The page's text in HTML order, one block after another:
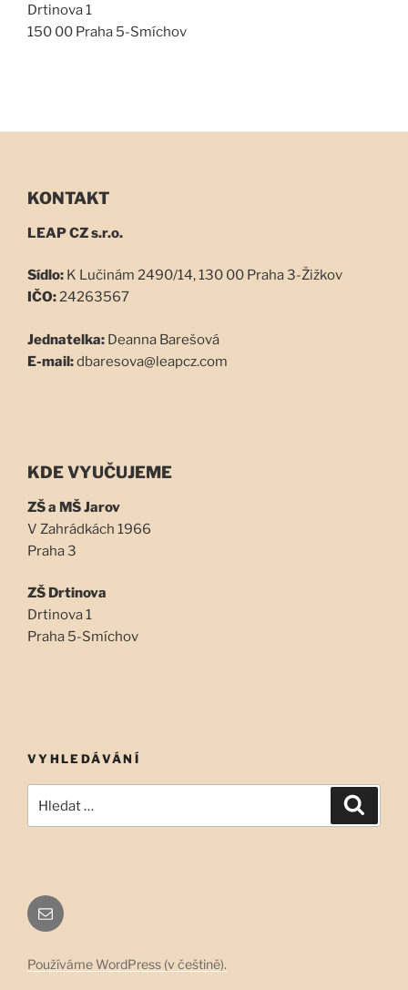
Drtinova 1
150 00 Praha 5-Smíchov
KONTAKT
LEAP CZ s.r.o.
Sídlo: K Lučinám 2490/14, 130 00 Praha 3-Žižkov
IČO:24263567
Jednatelka: Deanna Barešová
E-mail:dbaresova@leapcz.com
KDE VYUČUJEME
ZŠ a MŠ Jarov
V Zahrádkách 1966
Praha 3
ZŠ Drtinova
Drtinova 1
Praha 5-Smíchov
VYHLEDÁVÁNÍ
Email
Používáme WordPress (v češtině).